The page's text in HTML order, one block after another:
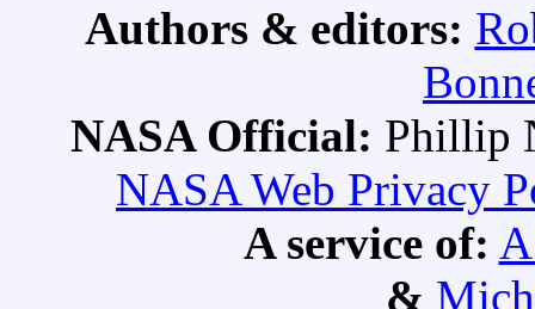
Authors & editors:
NASA Official: Phillip
NASA Web Privacy
A service of:
&